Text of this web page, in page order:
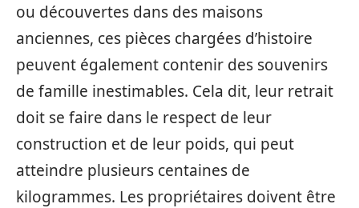
ou découvertes dans des maisons
anciennes, ces pièces chargées d’histoire
peuvent également contenir des souvenirs
de famille inestimables. Cela dit, leur retrait
doit se faire dans le respect de leur
construction et de leur poids, qui peut
atteindre plusieurs centaines de
kilogrammes. Les propriétaires doivent être